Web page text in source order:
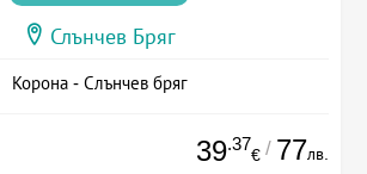
Слънчев Бряг
Корона - Слънчев бряг
39.37
€ / 77лв.